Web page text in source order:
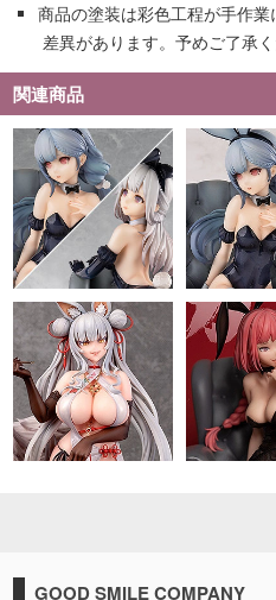
商品の塗装は彩色工程が手作
差異があります。予めご了承く
関連商品
GOOD SMILE COMPANY